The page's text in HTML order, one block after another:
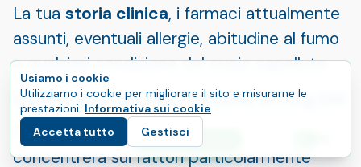
La tua storia clinica, i farmaci attualmente
assunti, eventuali allergie, abitudine al fumo
e qualsiasi condizione del cuoio capelluto
Come viene valutata l'idoneità al Long DHI
Durante la consulenza, il team si
concentrerà sui fattori particolarmente
Usiamo i cookie
Utilizziamo i cookie per migliorare il sito e misurarne le
prestazioni. Informativa sui cookie
Accetta tutto
Gestisci
Inizia il tuo percorso